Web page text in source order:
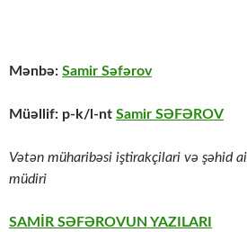
Mənbə: Samir Səfərov
Müəllif: p-k/l-nt Samir SƏFƏROV
Vətən müharibəsi iştirakçilari və şəhid
müdiri
SAMİR SƏFƏROVUN YAZILARI